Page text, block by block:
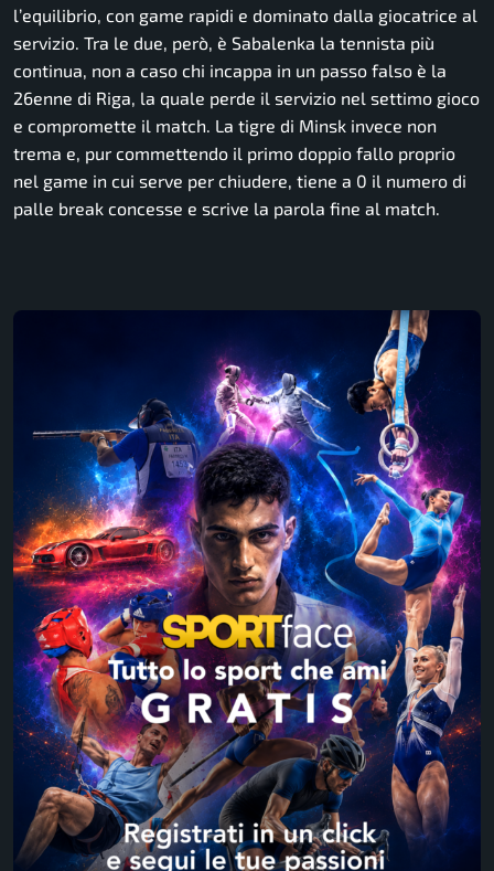
l’equilibrio, con game rapidi e dominato dalla giocatrice al
servizio. Tra le due, però, è Sabalenka la tennista più
continua, non a caso chi incappa in un passo falso è la
26enne di Riga, la quale perde il servizio nel settimo gioco
e compromette il match. La tigre di Minsk invece non
trema e, pur commettendo il primo doppio fallo proprio
nel game in cui serve per chiudere, tiene a 0 il numero di
palle break concesse e scrive la parola fine al match.